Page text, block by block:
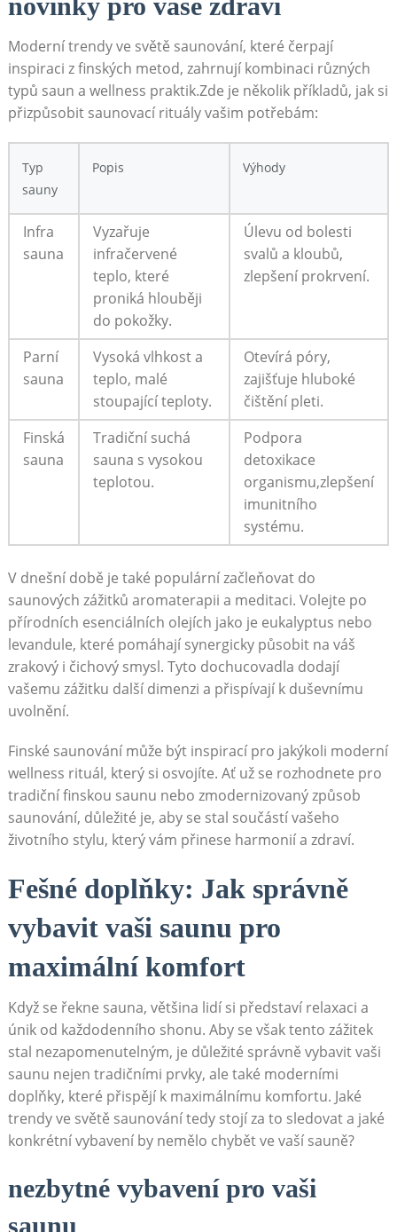
novinky pro vaše​ zdraví
Moderní trendy ve světě saunování, které čerpají
⁤inspiraci z finských metod, zahrnují kombinaci ⁢různých
typů saun a wellness praktik.Zde ​je několik příkladů, jak si
přizpůsobit saunovací rituály vašim potřebám:
Typ
sauny
Popis Výhody
Infra
sauna
Vyzařuje
infračervené
teplo, které
proniká hlouběji
do pokožky.
Úlevu od ⁤bolesti
svalů‍ a kloubů,
zlepšení prokrvení.
Parní
sauna
Vysoká vlhkost a
teplo, malé ​
stoupající teploty.
Otevírá póry,
zajišťuje ​hluboké
čištění pleti.
Finská
sauna
Tradiční suchá
sauna s vysokou
⁣teplotou.
Podpora
detoxikace ​
organismu,zlepšení⁤
imunitního
systému.
V dnešní době je také populární začleňovat do
saunových zážitků aromaterapii a⁢ meditaci.‍ Volejte‌ po
přírodních esenciálních olejích jako je eukalyptus ​nebo
levandule, které pomáhají synergicky působit na váš
zrakový i čichový ​smysl. Tyto dochucovadla ‍dodají
vašemu zážitku další dimenzi a přispívají k duševnímu
uvolnění.
Finské saunování ⁣může být inspirací pro ⁢jakýkoli moderní
wellness rituál, který⁢ si osvojíte. ⁣Ať už se rozhodnete pro
tradiční finskou ⁢saunu nebo zmodernizovaný způsob
saunování,‌ důležité je, aby se stal součástí vašeho
životního stylu,‍ který vám přinese harmonií a zdraví.
Fešné⁢ doplňky: Jak správně
vybavit vaši‌ saunu pro
maximální komfort
Když ⁤se řekne ⁤sauna, většina lidí si představí relaxaci a
únik od každodenního shonu. Aby se však tento zážitek
stal ⁢nezapomenutelným, je ⁢důležité správně vybavit vaši
saunu nejen tradičními prvky, ale také moderními
doplňky, které přispějí k maximálnímu komfortu. Jaké
trendy ve světě saunování tedy stojí za⁢ to​ sledovat a jaké‌
konkrétní vybavení ⁢by nemělo​ chybět ve vaší sauně?
nezbytné vybavení pro vaši
saunu